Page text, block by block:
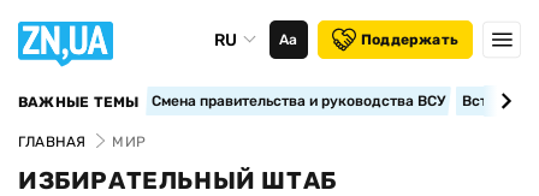
RU Аа Поддержать
ВАЖНЫЕ ТЕМЫ Смена правительства и руководства ВСУ
ГЛАВНАЯ МИР
ИЗБИРАТЕЛЬНЫЙ ШТАБ